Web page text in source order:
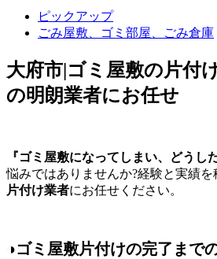
ピックアップ
ごみ屋敷、ゴミ部屋、ごみ倉庫
大府市|ゴミ屋敷の片付
の明朗業者にお任せ
『ゴミ屋敷になってしまい、どうし
悩みではありませんか?経験と実績を
片付け業者にお任せください。
◑ゴミ屋敷片付けの完了まで